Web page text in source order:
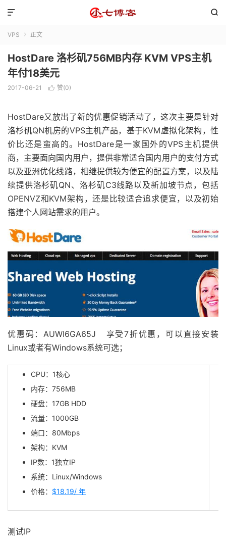


VPS  正文
HostDare 洛杉矶756MB内存 KVM VPS主机
年付18美元
2017-06-21  赞(0)
HostDare又放出了新的优惠促销活动了，这次主要是针对
洛杉矶QN机房的VPS主机产品，基于KVM虚拟化架构，性
价比还是蛮高的。HostDare是一家国外的VPS主机提供
商，主要面向国内用户，提供非常适合国内用户的支付方式
以及亚洲优化线路，相继提供较为便宜的配置方案，以及陆
续提供洛杉矶QN、洛杉矶C3线路以及新加坡节点，包括
OPENVZ和KVM架构，还是比较适合追求便宜，以及初始
搭建个人网站需求的用户。
优惠码：AUWI6GA65J 享受7折优惠，可以直接安装
Linux或者有Windows系统可选；
CPU：1核心
内存：756MB
硬盘：17GB HDD
流量：1000GB
端口：80Mbps
架构：KVM
IP数：1独立IP
系统：Linux/Windows
价格： $18.19/ 年
测试IP